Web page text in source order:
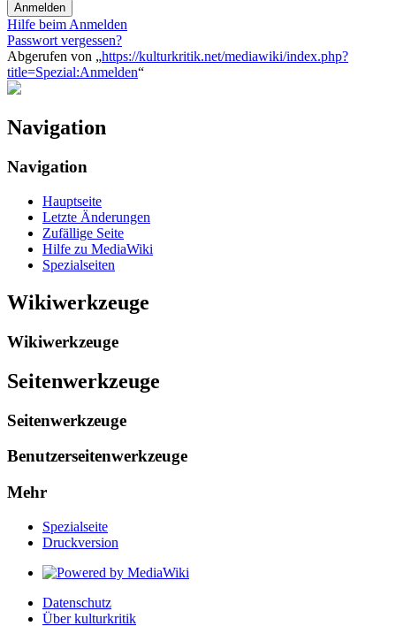
Anmelden
Hilfe beim Anmelden
Passwort vergessen?
Abgerufen von „https://kulturkritik.net/mediawiki/index.php?
title=Spezial:Anmelden“
Navigation
Navigation
Hauptseite
Letzte Änderungen
Zufällige Seite
Hilfe zu MediaWiki
Spezialseiten
Wikiwerkzeuge
Wikiwerkzeuge
Seitenwerkzeuge
Seitenwerkzeuge
Benutzerseitenwerkzeuge
Mehr
Spezialseite
Druckversion
Datenschutz
Über kulturkritik